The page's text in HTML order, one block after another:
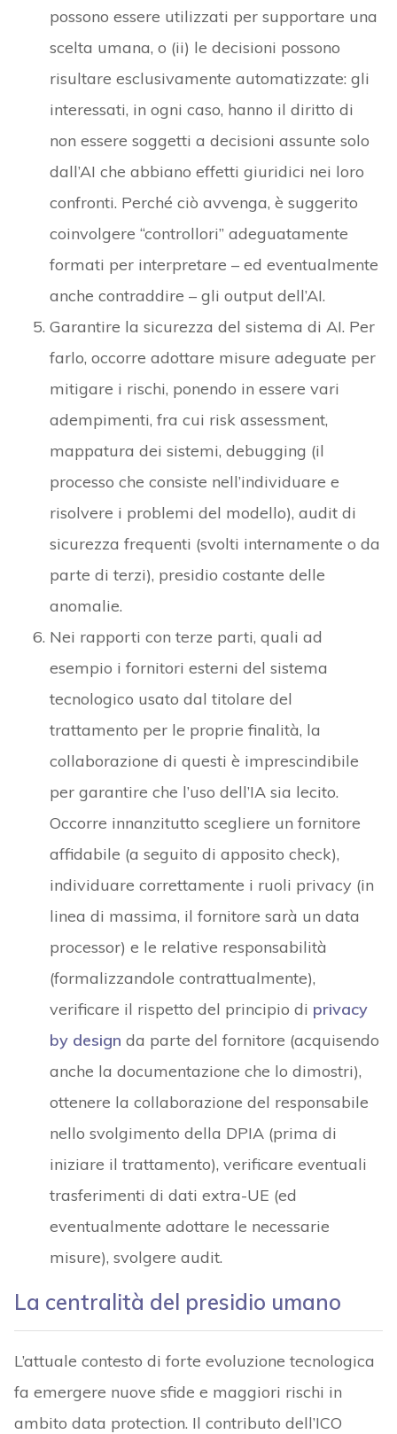
possono essere utilizzati per supportare una
scelta umana, o (ii) le decisioni possono
risultare esclusivamente automatizzate: gli
interessati, in ogni caso, hanno il diritto di
non essere soggetti a decisioni assunte solo
dall’AI che abbiano effetti giuridici nei loro
confronti. Perché ciò avvenga, è suggerito
coinvolgere “controllori” adeguatamente
formati per interpretare – ed eventualmente
anche contraddire – gli output dell’AI.
Garantire la sicurezza del sistema di AI. Per
farlo, occorre adottare misure adeguate per
mitigare i rischi, ponendo in essere vari
adempimenti, fra cui risk assessment,
mappatura dei sistemi, debugging (il
processo che consiste nell’individuare e
risolvere i problemi del modello), audit di
sicurezza frequenti (svolti internamente o da
parte di terzi), presidio costante delle
anomalie.
Nei rapporti con terze parti, quali ad
esempio i fornitori esterni del sistema
tecnologico usato dal titolare del
trattamento per le proprie finalità, la
collaborazione di questi è imprescindibile
per garantire che l’uso dell’IA sia lecito.
Occorre innanzitutto scegliere un fornitore
affidabile (a seguito di apposito check),
individuare correttamente i ruoli privacy (in
linea di massima, il fornitore sarà un data
processor) e le relative responsabilità
(formalizzandole contrattualmente),
verificare il rispetto del principio di privacy
by design da parte del fornitore (acquisendo
anche la documentazione che lo dimostri),
ottenere la collaborazione del responsabile
nello svolgimento della DPIA (prima di
iniziare il trattamento), verificare eventuali
trasferimenti di dati extra-UE (ed
eventualmente adottare le necessarie
misure), svolgere audit.
La centralità del presidio umano
L’attuale contesto di forte evoluzione tecnologica
fa emergere nuove sfide e maggiori rischi in
ambito data protection. Il contributo dell’ICO